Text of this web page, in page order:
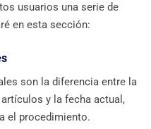
usuarios una serie de
en esta sección:
son la diferencia entre la
y la fecha actual,
el procedimiento.